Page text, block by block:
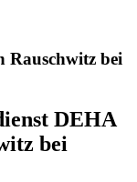
Rauschwitz bei
DEHA
bei